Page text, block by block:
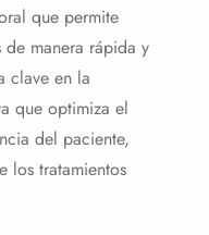
que permite
de manera rápida y
clave en la
que optimiza el
del paciente,
los tratamientos